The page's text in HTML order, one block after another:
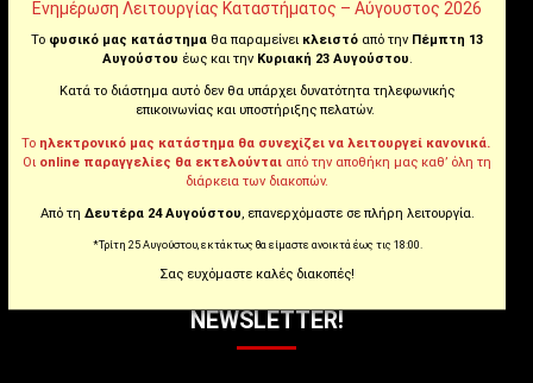
Facebook
Instagram
Youtube
Tiktok
NEWSLETTER!
Ενημέρωση Λειτουργίας Καταστήματος – Αύγουστος 2026
Το φυσικό μας κατάστημα θα παραμείνει κλειστό από την Πέμπτη 13
Αυγούστου έως και τηνΚυριακή 23 Αυγούστου.
Κατά το διάστημα αυτό δεν θα υπάρχει δυνατότητα τηλεφωνικής
επικοινωνίας και υποστήριξης πελατών.
Το ηλεκτρονικό μας κατάστημα θα συνεχίζει να λειτουργεί κανονικά.
Οι online παραγγελίες θα εκτελούνται από την αποθήκη μας καθ’ όλη τη
διάρκεια των διακοπών.
Από τη Δευτέρα 24 Αυγούστου, επανερχόμαστε σε πλήρη λειτουργία.
*Τρίτη 25 Αυγούστου, εκτάκτως θα είμαστε ανοικτά έως τις 18:00.
Σας ευχόμαστε καλές διακοπές!